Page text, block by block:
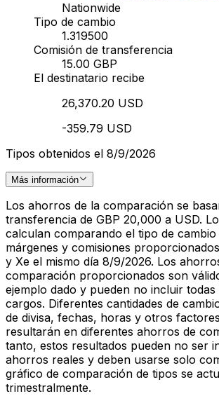
Nationwide
Tipo de cambio
1.319500
Comisión de transferencia
15.00 GBP
El destinatario recibe
26,370.20 USD
-359.79 USD
Tipos obtenidos el 8/9/2026
Más información
Los ahorros de la comparación se
transferencia de GBP 20,000 a USD.
calculan comparando el tipo de
márgenes y comisiones
y Xe el mismo día 8/9/2026. Los
comparación proporcionados son
ejemplo dado y pueden no incluir todas
cargos. Diferentes cantidades de
de divisa, fechas, horas y otros
resultarán en diferentes ahorros de
tanto, estos resultados pueden no ser
ahorros reales y deben usarse solo
gráfico de comparación de tipos se
trimestralmente.